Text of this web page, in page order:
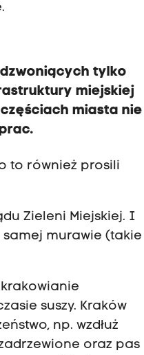
dzwoniących tylko
miejskiej
miasta nie
to również prosili
Zieleni Miejskiej. I
samej murawie (takie
suszy. Kraków
np. wzdłuż
oraz pas